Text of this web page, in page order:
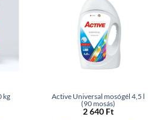
kg
Active Universal mosógél 4,5 l
(90 mosás)
2 640 Ft